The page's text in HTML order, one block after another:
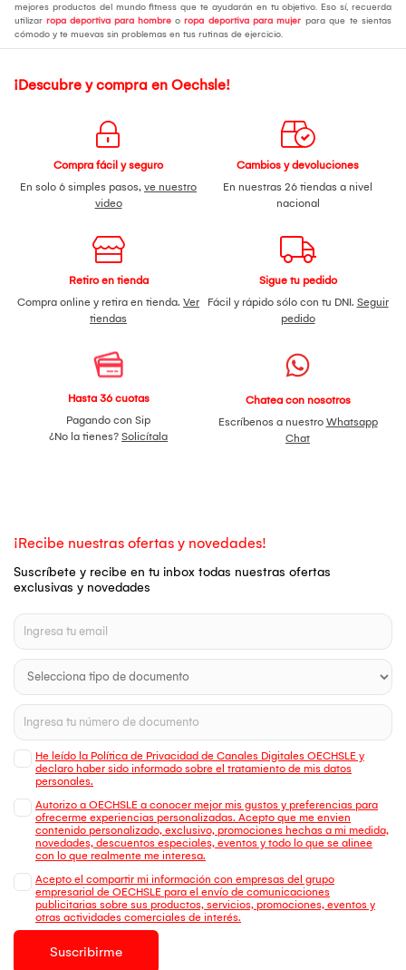
mejores productos del mundo fitness que te ayudarán en tu objetivo. Eso sí, recuerda
utilizar ropa deportiva para hombre o ropa deportiva para mujer para que te sientas
cómodo y te muevas sin problemas en tus rutinas de ejercicio.
¡Descubre y compra en Oechsle!
Compra fácil y seguro
En solo 6 simples pasos, ve nuestro
video
Cambios y devoluciones
En nuestras 26 tiendas a nivel
nacional
Retiro en tienda
Compra online y retira en tienda. Ver
tiendas
Sigue tu pedido
Fácil y rápido sólo con tu DNI. Seguir
pedido
Hasta 36 cuotas
Pagando con Sip
¿No la tienes? Solicítala
Chatea con nosotros
Escríbenos a nuestro Whatsapp
Chat
¡Recibe nuestras ofertas y novedades!
Suscríbete y recibe en tu inbox todas nuestras ofertas
exclusivas y novedades
He leído la Política de Privacidad de Canales Digitales OECHSLE y
declaro haber sido informado sobre el tratamiento de mis datos
personales.
Autorizo a OECHSLE a conocer mejor mis gustos y preferencias para
ofrecerme experiencias personalizadas. Acepto que me envien
contenido personalizado, exclusivo, promociones hechas a mi medida,
novedades, descuentos especiales, eventos y todo lo que se alinee
con lo que realmente me interesa.
Acepto el compartir mi información con empresas del grupo
empresarial de OECHSLE para el envío de comunicaciones
publicitarias sobre sus productos, servicios, promociones, eventos y
otras actividades comerciales de interés.
Suscribirme